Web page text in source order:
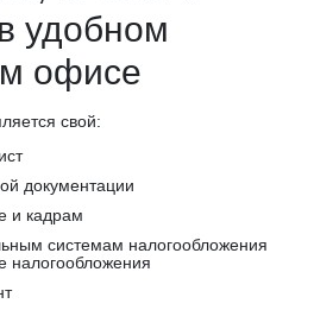
удобном
офисе
свой:
документации
и кадрам
системам налогообложения
налогообложения